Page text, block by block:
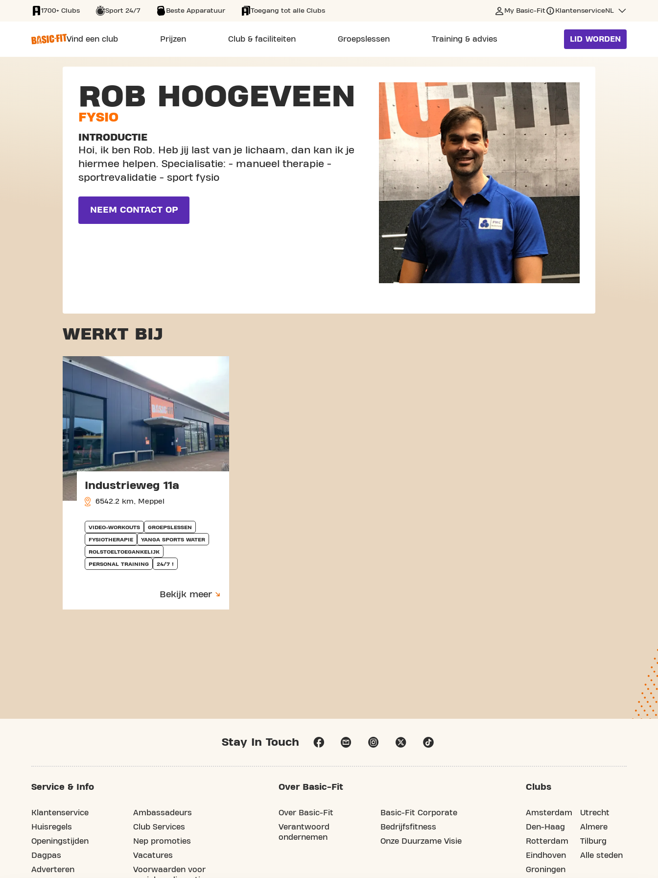
SKIP TO MAIN CONTENT
1700+ Clubs Sport 24/7 Beste Apparatuur Toegang tot alle Clubs My Basic-Fit KlantenserviceNL
Vind een club Prijzen Club & faciliteiten Groepslessen Training & advies LID WORDEN
ROB HOOGEVEEN
FYSIO
INTRODUCTIE
Hoi, ik ben Rob. Heb jij last van je lichaam, dan kan ik je
hiermee helpen. Specialisatie: - manueel therapie -
sportrevalidatie - sport fysio
NEEM CONTACT OP
WERKT BIJ
Industrieweg 11a
6542.2 km, Meppel
VIDEO-WORKOUTS GROEPSLESSEN
FYSIOTHERAPIE YANGA SPORTS WATER
ROLSTOELTOEGANKELIJK
PERSONAL TRAINING 24/7 !
Bekijk meer
Stay In Touch
Service & Info
Klantenservice
Huisregels
Openingstijden
Dagpas
Adverteren
Ambassadeurs
Club Services
Nep promoties
Vacatures
Voorwaarden voor
Over Basic-Fit
Over Basic-Fit
Verantwoord
ondernemen
Basic-Fit Corporate
Bedrijfsfitness
Onze Duurzame Visie
Clubs
Amsterdam
Den-Haag
Rotterdam
Eindhoven
Groningen
Utrecht
Almere
Tilburg
Alle steden